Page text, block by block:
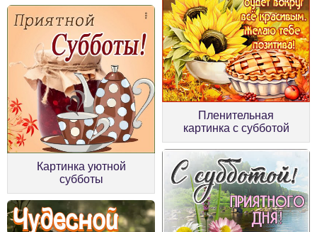
Картинка уютной
субботы
Пленительная
картинка с субботой